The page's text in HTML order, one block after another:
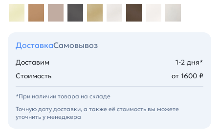
ДоставкаСамовывоз
Доставим
1-2 дня*
Стоимость
от 1600 ₽
*При наличии товара на складе
Точную дату доставки, а также её стоимость вы можете
уточнить у менеджера